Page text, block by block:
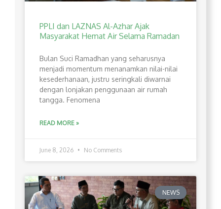
PPLI dan LAZNAS Al-Azhar Ajak
Masyarakat Hemat Air Selama Ramadan
Bulan Suci Ramadhan yang seharusnya
menjadi momentum menanamkan nilai-nilai
kesederhanaan, justru seringkali diwarnai
dengan lonjakan penggunaan air rumah
tangga. Fenomena
READ MORE »
June 8, 2026 No Comments
NEWS